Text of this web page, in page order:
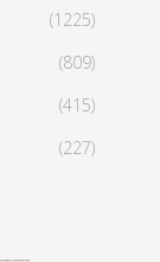
(1225)
(809)
(415)
(227)